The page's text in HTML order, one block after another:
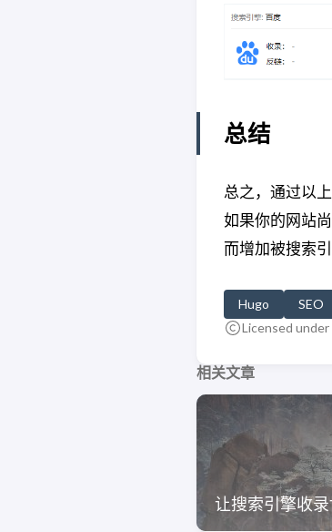
总结
总之，通过以
如果你的网站
而增加被搜索
Hugo
SEO
Licensed under
相关文章
让搜索引擎收